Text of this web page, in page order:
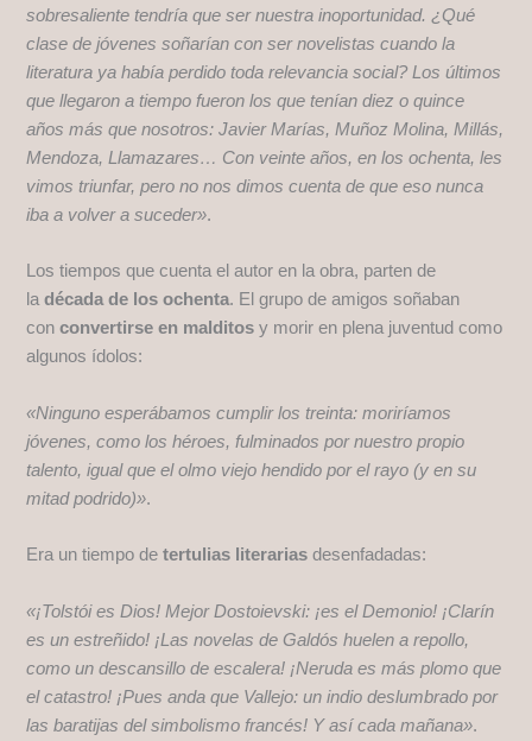
sobresaliente tendría que ser nuestra inoportunidad. ¿Qué
clase de jóvenes soñarían con ser novelistas cuando la
literatura ya había perdido toda relevancia social? Los últimos
que llegaron a tiempo fueron los que tenían diez o quince
años más que nosotros: Javier Marías, Muñoz Molina, Millás,
Mendoza, Llamazares… Con veinte años, en los ochenta, les
vimos triunfar, pero no nos dimos cuenta de que eso nunca
iba a volver a suceder».
Los tiempos que cuenta el autor en la obra, parten de
ladécada de los ochenta. El grupo de amigos soñaban
conconvertirse en malditos y morir en plena juventud como
algunos ídolos:
«Ninguno esperábamos cumplir los treinta: moriríamos
jóvenes, como los héroes, fulminados por nuestro propio
talento, igual que el olmo viejo hendido por el rayo (y en su
mitad podrido)».
Era un tiempo detertulias literarias desenfadadas:
«¡Tolstói es Dios! Mejor Dostoievski: ¡es el Demonio! ¡Clarín
es un estreñido! ¡Las novelas de Galdós huelen a repollo,
como un descansillo de escalera! ¡Neruda es más plomo que
el catastro! ¡Pues anda que Vallejo: un indio deslumbrado por
las baratijas del simbolismo francés! Y así cada mañana».